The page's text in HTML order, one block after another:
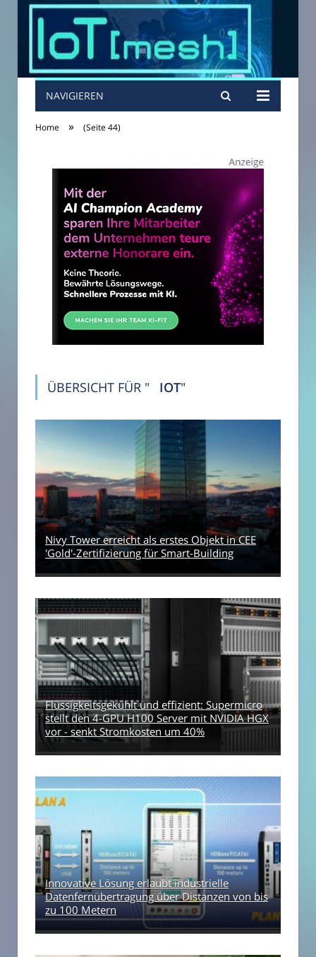
NAVIGIEREN
Home » (Seite 44)
ÜBERSICHT FÜR " IOT"
Nivy Tower erreicht als erstes Objekt in CEE
'Gold'-Zertifizierung für Smart-Building
Flüssigkeitsgekühlt und effizient: Supermicro
stellt den 4-GPU H100 Server mit NVIDIA HGX
vor - senkt Stromkosten um 40%
Innovative Lösung erlaubt industrielle
Datenfernübertragung über Distanzen von bis
zu 100 Metern